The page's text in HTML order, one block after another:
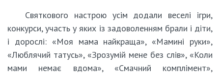
Святкового настрою усім додали веселі ігри,
конкурси, участь у яких із задоволенням брали і діти,
і дорослі: «Моя мама найкраща», «Мамині руки»,
«Люблячий татусь», «Зрозумій мене без слів», «Коли
мами немає вдома», «Смачний комплімент»,